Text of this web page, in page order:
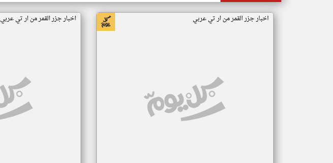
اخبار جزر القمر من ار تي عربي اخبار جزر القمر من ار تي عربي